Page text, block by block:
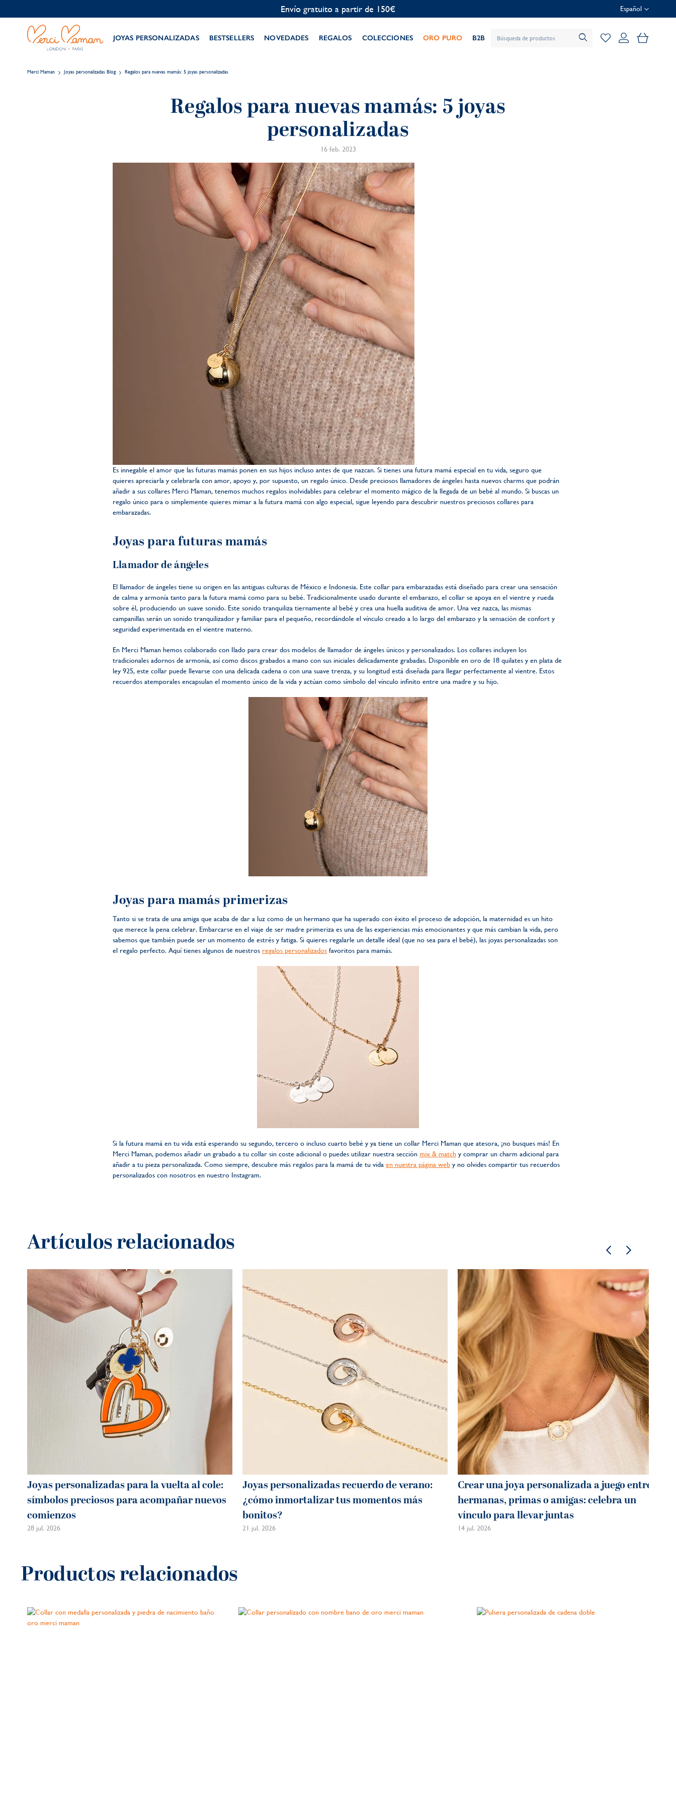
Personalización gratuita Español
JOYAS PERSONALIZADAS BESTSELLERS NOVEDADES REGALOS COLECCIONES ORO PURO B2B Mi cesta
Merci Maman Joyas personalizadas Blog Regalos para nuevas mamás: 5 joyas personalizadas
Regalos para nuevas mamás: 5 joyas
personalizadas
16 feb. 2023
Es innegable el amor que las futuras mamás ponen en sus hijos incluso antes de que nazcan. Si tienes una futura mamá especial en tu vida, seguro que
quieres apreciarla y celebrarla con amor, apoyo y, por supuesto, un regalo único. Desde preciosos llamadores de ángeles hasta nuevos charms que podrán
añadir a sus collares Merci Maman, tenemos muchos regalos inolvidables para celebrar el momento mágico de la llegada de un bebé al mundo. Si buscas un
regalo único para o simplemente quieres mimar a la futura mamá con algo especial, sigue leyendo para descubrir nuestros preciosos collares para
embarazadas.
Joyas para futuras mamás
Llamador de ángeles
El llamador de ángeles tiene su origen en las antiguas culturas de México e Indonesia. Este collar para embarazadas está diseñado para crear una sensación
de calma y armonía tanto para la futura mamá como para su bebé. Tradicionalmente usado durante el embarazo, el collar se apoya en el vientre y rueda
sobre él, produciendo un suave sonido. Este sonido tranquiliza tiernamente al bebé y crea una huella auditiva de amor. Una vez nazca, las mismas
campanillas serán un sonido tranquilizador y familiar para el pequeño, recordándole el vínculo creado a lo largo del embarazo y la sensación de confort y
seguridad experimentada en el vientre materno.
En Merci Maman hemos colaborado con Ilado para crear dos modelos de llamador de ángeles únicos y personalizados. Los collares incluyen los
tradicionales adornos de armonía, así como discos grabados a mano con sus iniciales delicadamente grabadas. Disponible en oro de 18 quilates y en plata de
ley 925, este collar puede llevarse con una delicada cadena o con una suave trenza, y su longitud está diseñada para llegar perfectamente al vientre. Estos
recuerdos atemporales encapsulan el momento único de la vida y actúan como símbolo del vínculo infinito entre una madre y su hijo.
Joyas para mamás primerizas
Tanto si se trata de una amiga que acaba de dar a luz como de un hermano que ha superado con éxito el proceso de adopción, la maternidad es un hito
que merece la pena celebrar. Embarcarse en el viaje de ser madre primeriza es una de las experiencias más emocionantes y que más cambian la vida, pero
sabemos que también puede ser un momento de estrés y fatiga. Si quieres regalarle un detalle ideal (que no sea para el bebé), las joyas personalizadas son
el regalo perfecto. Aquí tienes algunos de nuestros regalos personalizados favoritos para mamás.
Si la futura mamá en tu vida está esperando su segundo, tercero o incluso cuarto bebé y ya tiene un collar Merci Maman que atesora, ¡no busques más! En
Merci Maman, podemos añadir un grabado a tu collar sin coste adicional o puedes utilizar nuestra sección mix & match y comprar un charm adicional para
añadir a tu pieza personalizada. Como siempre, descubre más regalos para la mamá de tu vida en nuestra página web y no olvides compartir tus recuerdos
personalizados con nosotros en nuestro Instagram.
Artículos relacionados
Joyas personalizadas para la vuelta al cole:
símbolos preciosos para acompañar nuevos
comienzos
28 jul. 2026
Joyas personalizadas recuerdo de verano:
¿cómo inmortalizar tus momentos más
bonitos?
21 jul. 2026
Crear una joya personalizada a juego entre
hermanas, primas o amigas: celebra un
vínculo para llevar juntas
14 jul. 2026
Productos relacionados